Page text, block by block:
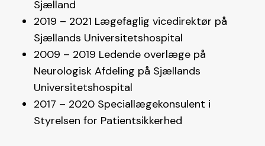
Sjælland
2019 – 2021 Lægefaglig vicedirektør på
Sjællands Universitetshospital
2009 – 2019 Ledende overlæge på
Neurologisk Afdeling på Sjællands
Universitetshospital
2017 – 2020 Speciallægekonsulent i
Styrelsen for Patientsikkerhed